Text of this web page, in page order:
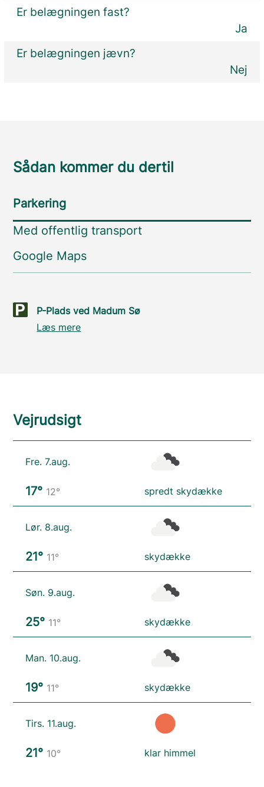
Er belægningen fast?
Ja
Er belægningen jævn?
Nej
Sådan kommer du dertil
Parkering
Med offentlig transport
Google Maps
P-Plads ved Madum Sø
Læs mere
Vejrudsigt
Fre. 7.aug.
17° 12° spredt skydække
Lør. 8.aug.
21° 11° skydække
Søn. 9.aug.
25° 11° skydække
Man. 10.aug.
19° 11° skydække
Tirs. 11.aug.
21° 10° klar himmel